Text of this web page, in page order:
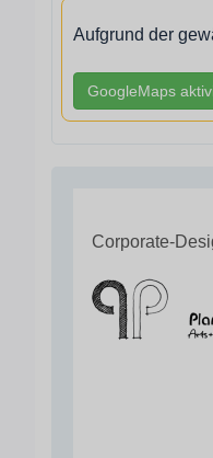
Aufgrund der
GoogleMaps
Corporate-